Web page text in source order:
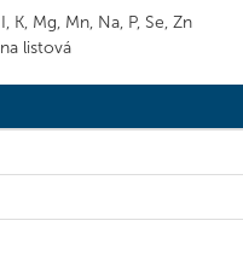
K, Mg, Mn, Na, P, Se, Zn
listová